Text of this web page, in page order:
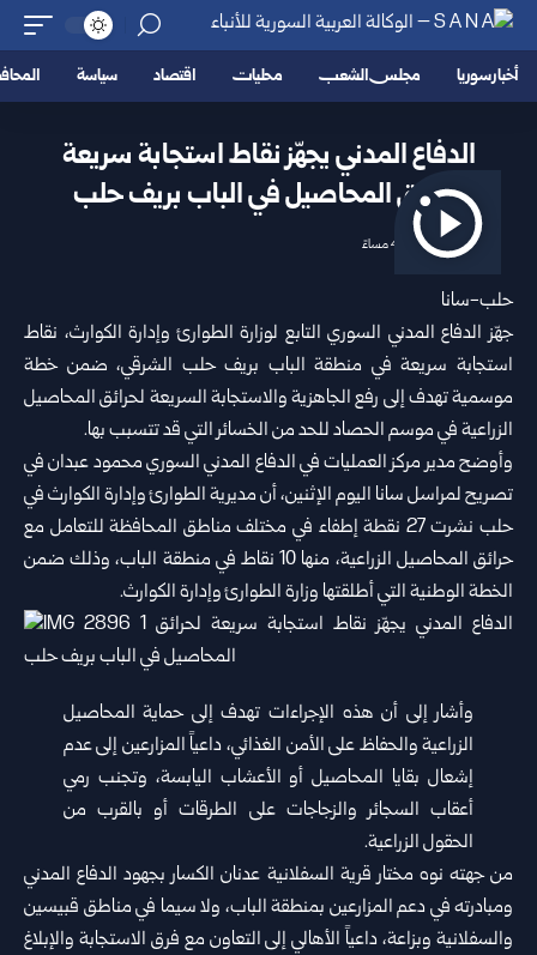
أخبار سوريا مجلس الشعب محليات اقتصاد سياسة
الدفاع المدني يجهّز نقاط استجابة سريعة
لحرائق المحاصيل في الباب بريف حلب
2026/06/15 4:51 مساءً
حلب-سانا
جهّز الدفاع المدني السوري التابع لوزارة الطوارئ وإدارة الكوارث، نقاط
استجابة سريعة في منطقة الباب بريف حلب الشرقي، ضمن خطة
موسمية تهدف إلى رفع الجاهزية والاستجابة السريعة لحرائق المحاصيل
الزراعية في موسم الحصاد للحد من الخسائر التي قد تتسبب بها.
وأوضح مدير مركز العمليات في الدفاع المدني السوري محمود عبدان في
تصريح لمراسل سانا اليوم الإثنين، أن مديرية الطوارئ وإدارة الكوارث في
حلب
نشرت 27 نقطة إطفاء في مختلف مناطق المحافظة للتعامل مع
حرائق المحاصيل الزراعية، منها 10 نقاط في منطقة الباب، وذلك ضمن
الخطة الوطنية التي أطلقتها وزارة الطوارئ وإدارة الكوارث.
وأشار إلى أن هذه الإجراءات تهدف إلى حماية المحاصيل
الزراعية والحفاظ على الأمن الغذائي، داعياً المزارعين إلى عدم
إشعال بقايا المحاصيل أو الأعشاب اليابسة، وتجنب رمي
أعقاب السجائر والزجاجات على الطرقات أو بالقرب من
الحقول الزراعية.
من جهته نوه مختار قرية السفلانية عدنان الكسار بجهود الدفاع المدني
ومبادرته في دعم المزارعين بمنطقة الباب، ولا سيما في مناطق قبيسين
والسفلانية وبزاعة، داعياً الأهالي إلى التعاون مع فرق الاستجابة والإبلاغ